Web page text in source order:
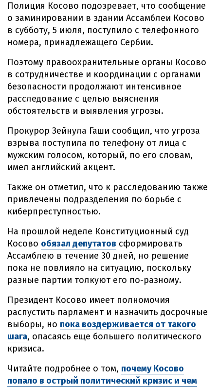
Полиция Косово подозревает, что сообщение
о заминировании в здании Ассамблеи Косово
в субботу, 5 июля, поступило с телефонного
номера, принадлежащего Сербии.
Поэтому правоохранительные органы Косово
в сотрудничестве и координации с органами
безопасности продолжают интенсивное
расследование с целью выяснения
обстоятельств и выявления угрозы.
Прокурор Зейнула Гаши сообщил, что угроза
взрыва поступила по телефону от лица с
мужским голосом, который, по его словам,
имел английский акцент.
Также он отметил, что к расследованию также
привлечены подразделения по борьбе с
киберпреступностью.
На прошлой неделе Конституционный суд
Косово обязал депутатов сформировать
Ассамблею в течение 30 дней, но решение
пока не повлияло на ситуацию, поскольку
разные партии толкуют его по-разному.
Президент Косово имеет полномочия
распустить парламент и назначить досрочные
выборы, но пока воздерживается от такого
шага, опасаясь еще большего политического
кризиса.
Читайте подробнее о том, почему Косово
попало в острый политический кризис и чем